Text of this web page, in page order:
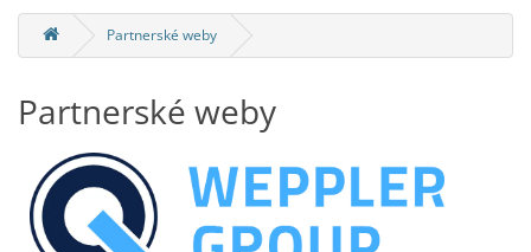
Partnerské weby
Partnerské weby